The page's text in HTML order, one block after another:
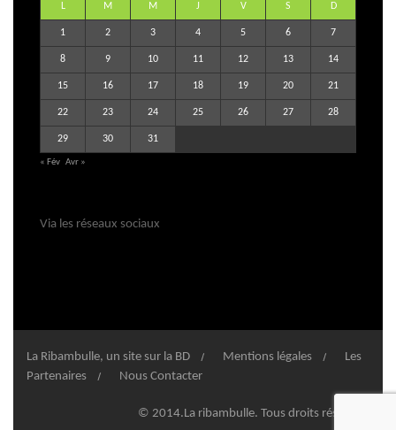
L M M J V S D
1 2 3 4 5 6 7
8 9 10 11 12 13 14
15 16 17 18 19 20 21
22 23 24 25 26 27 28
29 30 31
« Fév Avr »
Via les réseaux sociaux
La Ribambulle, un site sur la BD Mentions légales
Les
Partenaires
Nous Contacter
© 2014.La ribambulle. Tous droits réservés.